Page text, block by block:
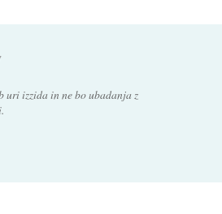
uri izzida in ne bo ubadanja z